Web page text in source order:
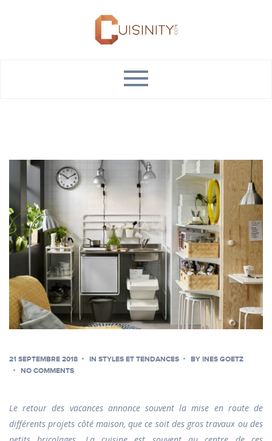
21 SEPTEMBRE 2018 IN STYLES ET TENDANCES BY INES GOETZ
NO COMMENTS
Le retour des vacances annonce souvent la mise en route de
différents projets côté maison, que ce soit des gros travaux ou des